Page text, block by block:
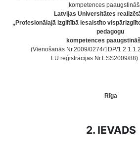
kompetences
Latvijas Universitātes
„Profesionālajā izglītībā iesaistīto
pedagogu
kompetences
(Vienošanās Nr.2009/0274/1DP/
LU reģistrācijas Nr.ESS2009/88)
Rīga
2. IEVADS